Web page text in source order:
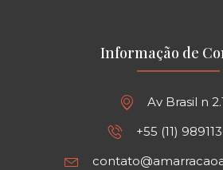
Informação de
Av Brasil n
+55 (11)